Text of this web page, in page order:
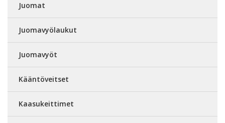
Juomat
Juomavyölaukut
Juomavyöt
Kääntöveitset
Kaasukeittimet